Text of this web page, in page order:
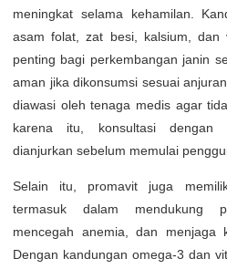
meningkat selama kehamilan.
asam folat, zat besi, kalsium, dan
penting bagi perkembangan janin
aman jika dikonsumsi sesuai
diawasi oleh tenaga medis agar
karena itu, konsultasi dengan
dianjurkan sebelum memulai
Selain itu, promavit juga
termasuk dalam mendukung
mencegah anemia, dan menjaga
Dengan kandungan omega-3 dan